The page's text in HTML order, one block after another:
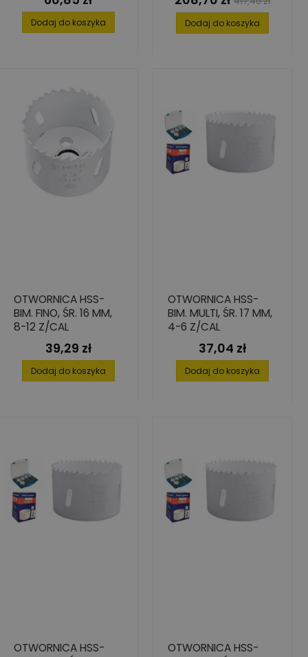
Dodaj do koszyka
podstawowa
Dodaj do koszyka
OTWORNICA HSS-
BIM. FINO, ŚR. 16 MM,
8-12 Z/CAL
Cena
39,29 zł
Dodaj do koszyka
OTWORNICA HSS-
BIM. MULTI, ŚR. 17 MM,
4-6 Z/CAL
Cena
37,04 zł
Dodaj do koszyka
OTWORNICA HSS-
OTWORNICA HSS-